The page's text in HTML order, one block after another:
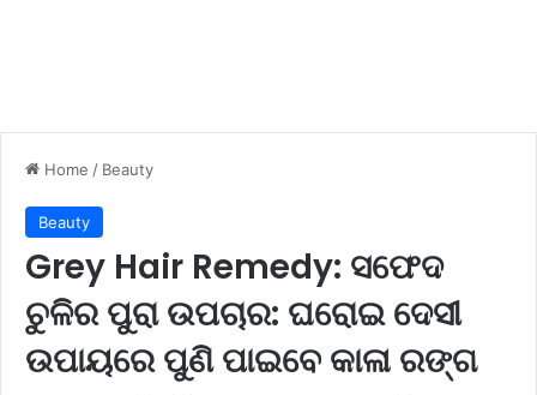
Home / Beauty
Beauty
Grey Hair Remedy: ସଫେଦ
ଚୁଳିର ପୁରା ଉପଚାର: ଘରୋଇ ଦେସୀ
ଉପାୟରେ ପୁଣି ପାଇବେ କାଳା ରଙ୍ଗ